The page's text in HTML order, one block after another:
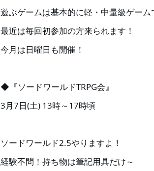
遊ぶゲームは基本的に軽・中量級ゲーム
最近は毎回初参加の方来られます！
今月は日曜日も開催！
◆『ソードワールドTRPG会』
3月7日(土) 13時～17時頃
ソードワールド2.5やりますよ！
経験不問！持ち物は筆記用具だけ～